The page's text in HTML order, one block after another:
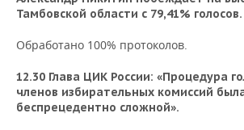
Тамбовской области с 79,41% голосов.
Обработано 100% протоколов.
12.30 Глава ЦИК России: «Процедура
членов избирательных комиссий
беспрецедентно сложной».